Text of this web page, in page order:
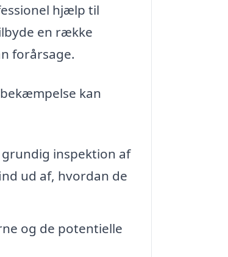
hjælp til
en række
forårsage.
kan
inspektion af
ud af, hvordan de
og de potentielle